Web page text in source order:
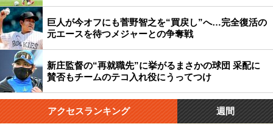
巨人が今オフにも菅野智之を“買戻し”へ…完全復活の
元エースを待つメジャーとの争奪戦
新庄監督の“再就職先”に挙がるまさかの球団 采配に
賛否もチームのテコ入れ役にうってつけ
アクセスランキング 週間